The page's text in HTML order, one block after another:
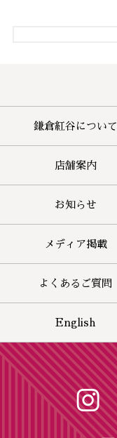
鎌倉紅谷について
店舗案内
お知らせ
メディア掲載
よくあるご質問
English